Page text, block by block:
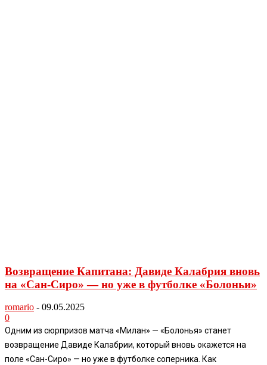
Возвращение Капитана: Давиде Калабрия вновь
на «Сан-Сиро» — но уже в футболке «Болоньи»
romario - 09.05.2025
0
Одним из сюрпризов матча «Милан» — «Болонья» станет
возвращение Давиде Калабрии, который вновь окажется на
поле «Сан-Сиро» — но уже в футболке соперника. Как